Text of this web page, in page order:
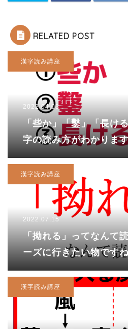
RELATED POST
漢字読み講座
2022.04.03
「些か」「鑿」「長け
字の読み方がわかりま
漢字読み講座
2022.07.15
「拗れる」ってなんて
ーズに行きたい物ですね
漢字読み講座